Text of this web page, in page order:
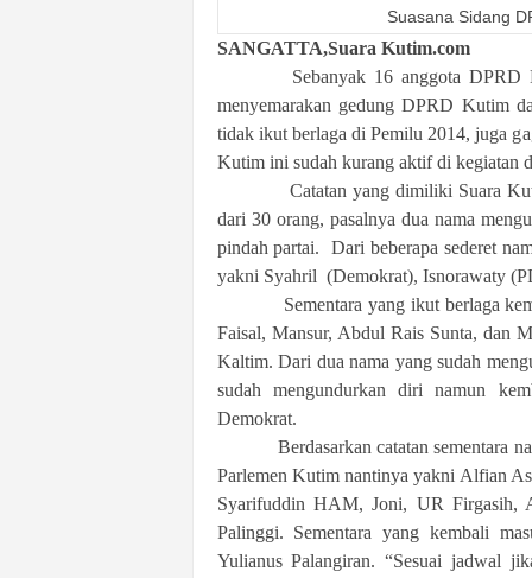
Suasana Sidang
SANGATTA,Suara Kutim.com
Sebanyak 16 anggota
menyemarakan gedung DPRD Kutim
tidak ikut berlaga di Pemilu 2014, juga
Kutim ini sudah kurang aktif di kegiatan
Catatan yang dimiliki Suara
dari 30 orang, pasalnya dua nama
pindah partai.
Dari beberapa sederet
yakni Syahril (Demokrat), Isnorawaty
Sementara yang ikut berlaga
Faisal, Mansur, Abdul Rais Sunta, dan
Kaltim. Dari dua nama yang sudah
sudah mengundurkan diri namun
Demokrat.
Berdasarkan catatan sementara
Parlemen Kutim nantinya yakni Alfian
Syarifuddin HAM, Joni, UR Firgasih,
Palinggi. Sementara yang kembali
Yulianus Palangiran. “Sesuai jadwal